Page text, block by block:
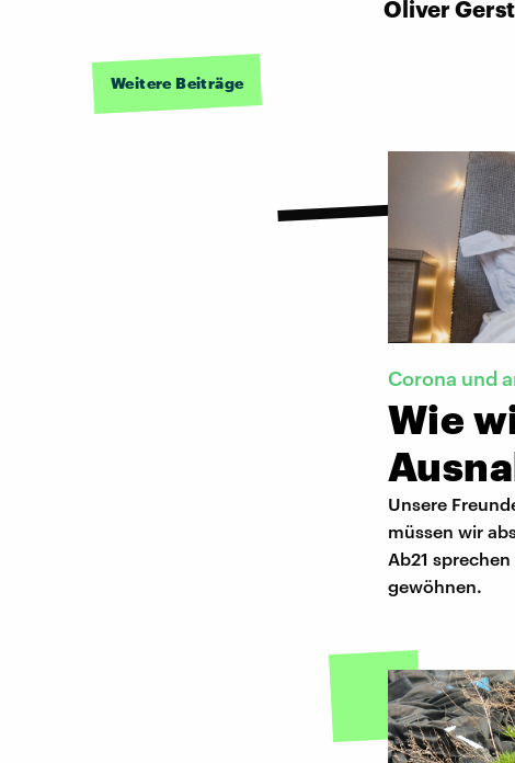
Oliver
Weitere Beiträge
Corona und
Wie
Unsere
müssen wir
Ab21
gewöhnen.